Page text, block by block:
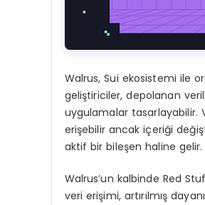
Walrus, Sui ekosistemi ile
geliştiriciler, depolanan
uygulamalar tasarlayabilir.
erişebilir ancak içeriği
aktif bir bileşen haline gelir.
Walrus’un kalbinde Red
veri erişimi, artırılmış